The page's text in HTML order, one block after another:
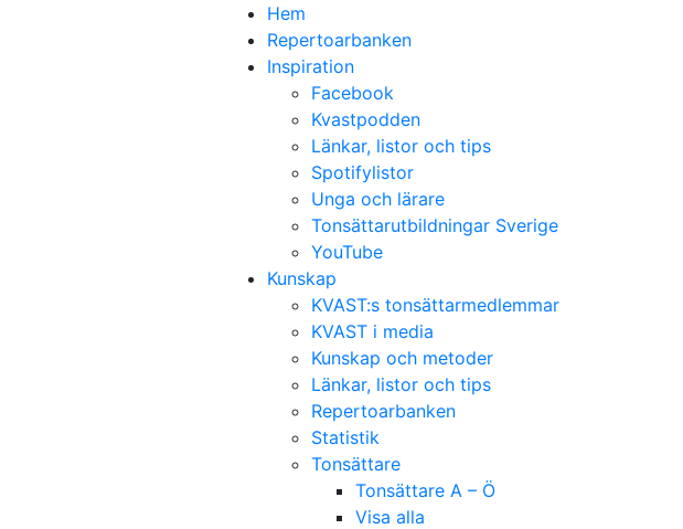
Hem
Repertoarbanken
Inspiration
Facebook
Kvastpodden
Länkar, listor och tips
Spotifylistor
Unga och lärare
Tonsättarutbildningar Sverige
YouTube
Kunskap
KVAST:s tonsättarmedlemmar
KVAST i media
Kunskap och metoder
Länkar, listor och tips
Repertoarbanken
Statistik
Tonsättare
Tonsättare A – Ö
Visa alla